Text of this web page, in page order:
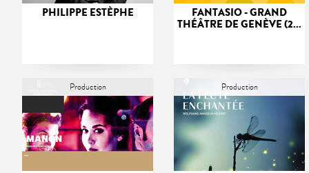
PHILIPPE ESTÈPHE
FANTASIO - GRAND
THÉÂTRE DE GENÈVE (2...
Production Production